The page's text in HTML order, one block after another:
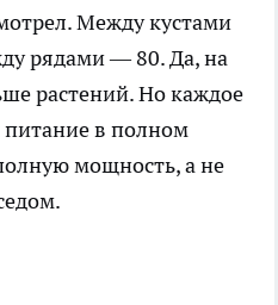
Между кустами
рядами — 80. Да, на
растений. Но каждое
питание в полном
мощность, а не